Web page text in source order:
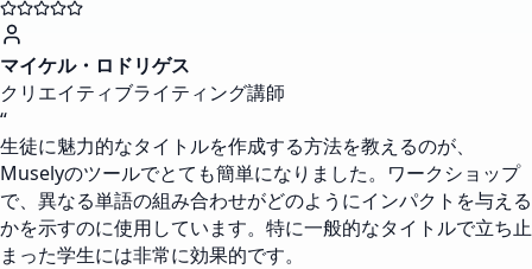
マイケル・ロドリゲス
クリエイティブライティング講師
“
生徒に魅力的なタイトルを作成する方法を教えるのが、
Muselyのツールでとても簡単になりました。ワークショップ
で、異なる単語の組み合わせがどのようにインパクトを与える
かを示すのに使用しています。特に一般的なタイトルで立ち止
まった学生には非常に効果的です。